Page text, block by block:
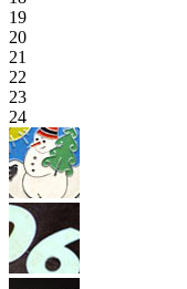
19
20
21
22
23
24